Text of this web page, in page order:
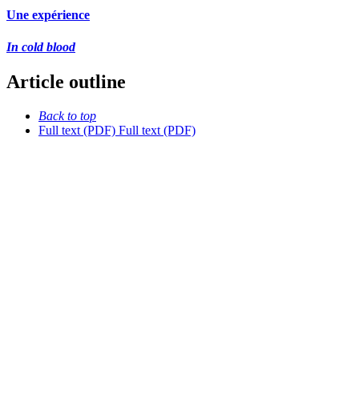
Une expérience
In cold blood
Article outline
Back to top
Full text (PDF) Full text (PDF)